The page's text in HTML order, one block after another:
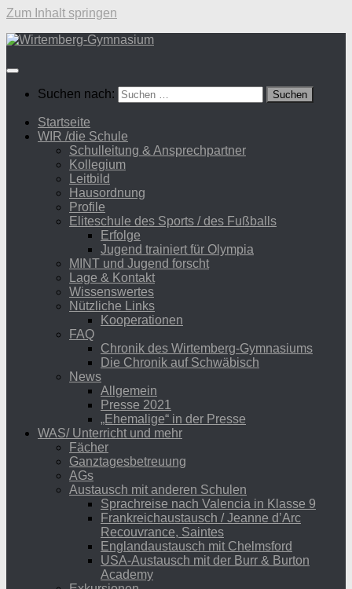
Zum Inhalt springen
Suchen nach:
Startseite
WIR /die Schule
Schulleitung & Ansprechpartner
Kollegium
Leitbild
Hausordnung
Profile
Eliteschule des Sports / des Fußballs
Erfolge
Jugend trainiert für Olympia
MINT und Jugend forscht
Lage & Kontakt
Wissenswertes
Nützliche Links
Kooperationen
FAQ
Chronik des Wirtemberg-Gymnasiums
Die Chronik auf Schwäbisch
News
Allgemein
Presse 2021
„Ehemalige“ in der Presse
WAS/ Unterricht und mehr
Fächer
Ganztagesbetreuung
AGs
Austausch mit anderen Schulen
Sprachreise nach Valencia in Klasse 9
Frankreichaustausch / Jeanne d’Arc
Recouvrance, Saintes
Englandaustausch mit Chelmsford
USA-Austausch mit der Burr & Burton
Academy